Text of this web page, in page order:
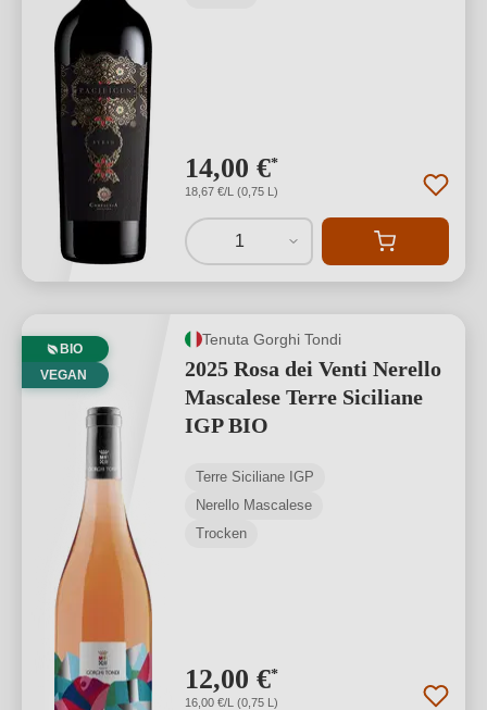
14,00 €*
18,67 €/L (0,75 L)
1
BIO
VEGAN
Tenuta Gorghi Tondi
2025 Rosa dei Venti Nerello
Mascalese Terre Siciliane
IGP BIO
Terre Siciliane IGP
Nerello Mascalese
Trocken
12,00 €*
16,00 €/L (0,75 L)